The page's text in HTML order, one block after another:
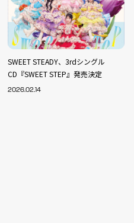
SWEET STEADY、3rdシングル
CD『SWEET STEP』発売決定
2026.02.14